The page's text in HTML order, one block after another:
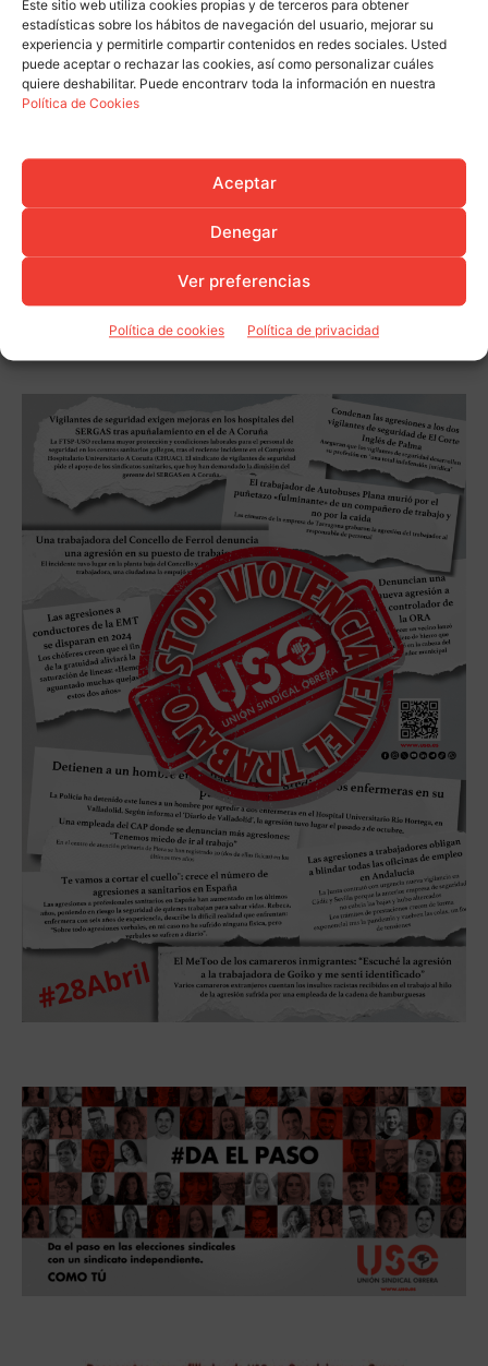
Este sitio web utiliza cookies propias y de terceros para obtener
estadísticas sobre los hábitos de navegación del usuario, mejorar su
experiencia y permitirle compartir contenidos en redes sociales. Usted
puede aceptar o rechazar las cookies, así como personalizar cuáles
quiere deshabilitar. Puede encontrarv toda la información en nuestra
Política de Cookies
Aceptar
Denegar
Ver preferencias
Política de cookies Política de privacidad